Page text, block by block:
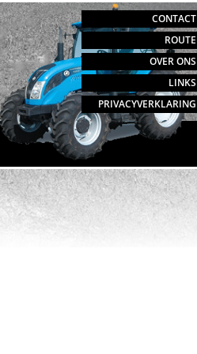
CONTACT
ROUTE
OVER ONS
LINKS
PRIVACYVERKLARING